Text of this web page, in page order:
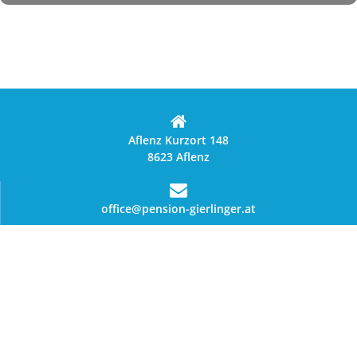
Aflenz Kurzort 148
8623 Aflenz
office@pension-gierlinger.at